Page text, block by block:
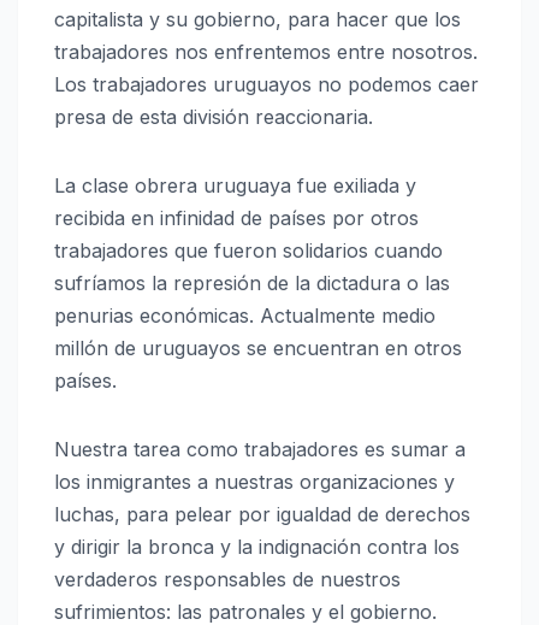
capitalista y su gobierno, para hacer que los
trabajadores nos enfrentemos entre nosotros.
Los trabajadores uruguayos no podemos caer
presa de esta división reaccionaria.
La clase obrera uruguaya fue exiliada y
recibida en infinidad de países por otros
trabajadores que fueron solidarios cuando
sufríamos la represión de la dictadura o las
penurias económicas. Actualmente medio
millón de uruguayos se encuentran en otros
países.
Nuestra tarea como trabajadores es sumar a
los inmigrantes a nuestras organizaciones y
luchas, para pelear por igualdad de derechos
y dirigir la bronca y la indignación contra los
verdaderos responsables de nuestros
sufrimientos: las patronales y el gobierno.